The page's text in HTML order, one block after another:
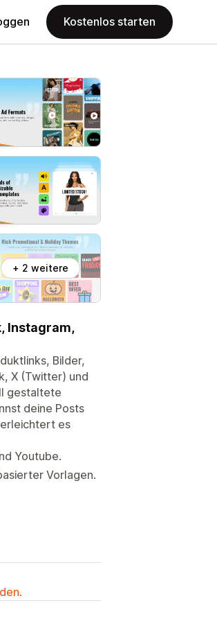
Kostenlos starten
+ 2 weitere
Instagram,
Bilder,
X (Twitter) und
gestaltete
deine Posts
es
Youtube.
Vorlagen.